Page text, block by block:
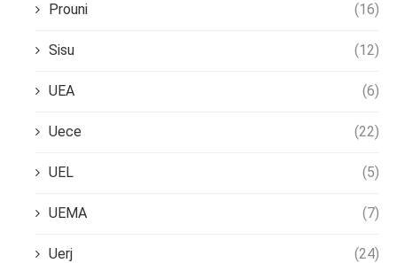
Prouni (16)
Sisu (12)
UEA (6)
Uece (22)
UEL (5)
UEMA (7)
Uerj (24)